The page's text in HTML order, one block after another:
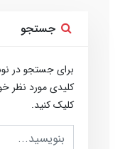
جستجو
برای جستجو در
کلیدی مورد نظر
کلیک کنید.